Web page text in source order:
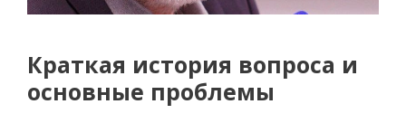
Краткая история вопроса и
основные проблемы